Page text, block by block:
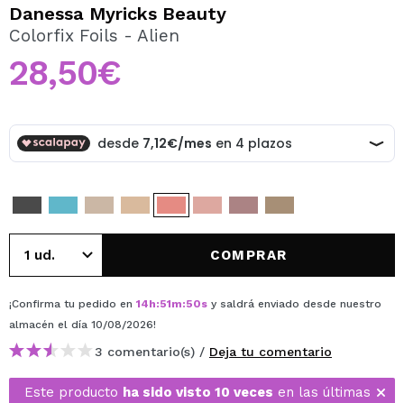
Al crear una cuenta en Maquillalia.com podrás realizar
tus compras rápidamente, revisar el estado de tus
pedidos y consultar tus operaciones anteriores.
CREAR CUENTA
Danessa Myricks Beauty
Colorfix Foils - Alien
28,50€
COMPRAR
¡Confirma tu pedido en 14h:51m:50s y saldrá enviado desde nuestro
almacén el día 10/08/2026!
3 comentario(s) / Deja tu comentario
Este producto ha sido visto 10 veces en las últimas